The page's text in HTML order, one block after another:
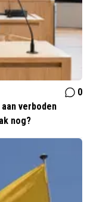
0
verboden
nog?